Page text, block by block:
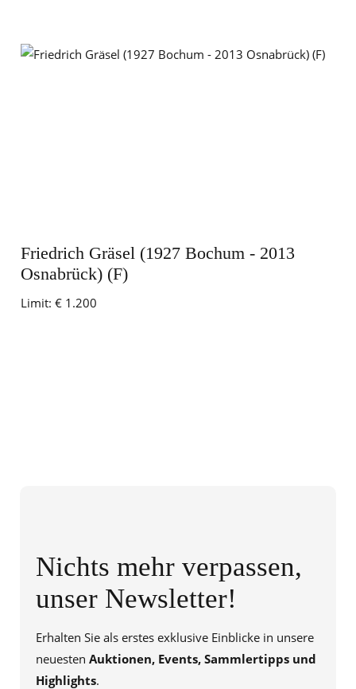
Friedrich Gräsel (1927 Bochum - 2013
Osnabrück) (F)
Limit: € 1.200
Nichts mehr verpassen,
unser Newsletter!
Erhalten Sie als erstes exklusive Einblicke in unsere
neuesten Auktionen, Events, Sammlertipps und
Highlights.